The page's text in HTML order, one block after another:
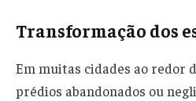
Transformação dos
Em muitas cidades ao redor
prédios abandonados ou